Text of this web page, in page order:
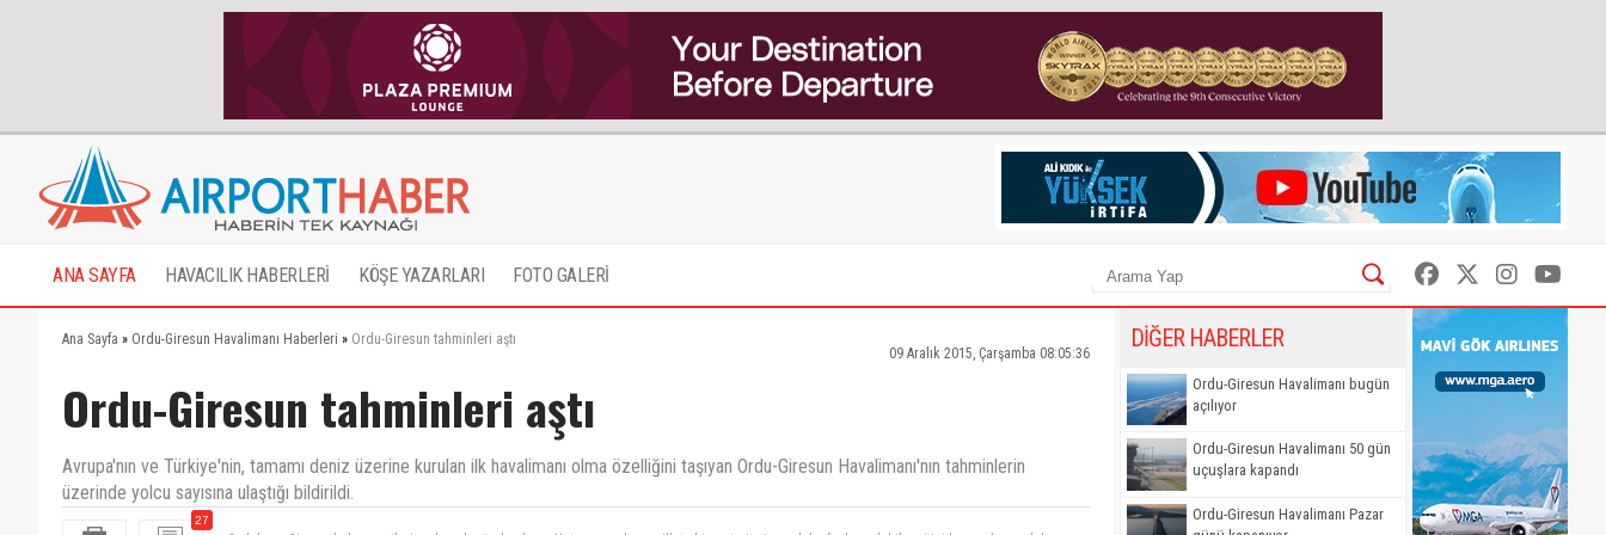
ANA SAYFA HAVACILIK HABERLERİ KÖŞE YAZARLARI FOTO GALERİ
Ana Sayfa » Ordu-Giresun Havalimanı Haberleri » Ordu-Giresun tahminleri aştı
09 Aralık 2015, Çarşamba 08:05:36
Ordu-Giresun tahminleri aştı
Avrupa'nın ve Türkiye'nin, tamamı deniz üzerine kurulan ilk havalimanı olma özelliğini taşıyan Ordu-Giresun Havalimanı'nın tahminlerin
üzerinde yolcu sayısına ulaştığı bildirildi.
27
DİĞER HABERLER
Ordu-Giresun Havalimanı bugün
açılıyor
Ordu-Giresun Havalimanı 50 gün
uçuşlara kapandı
Ordu-Giresun Havalimanı Pazar